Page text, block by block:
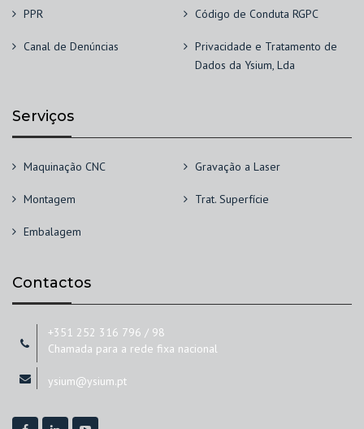
PPR Código de Conduta RGPC
Canal de Denúncias
Privacidade e Tratamento de
Dados da Ysium, Lda
Serviços
Maquinação CNC Gravação a Laser
Montagem Trat. Superfície
Embalagem
Contactos
+351 252 316 796 / 98
Chamada para a rede fixa nacional
ysium@ysium.pt